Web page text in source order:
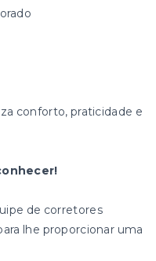
conforto, praticidade e
de corretores
lhe proporcionar uma